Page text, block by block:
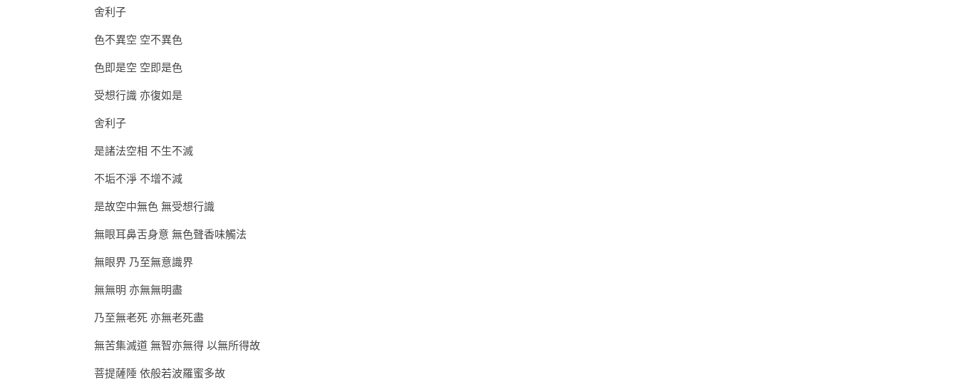
舍利子
色不異空 空不異色
色即是空 空即是色
受想行識 亦復如是
舍利子
是諸法空相 不生不滅
不垢不淨 不增不減
是故空中無色 無受想行識
無眼耳鼻舌身意 無色聲香味觸法
無眼界 乃至無意識界
無無明 亦無無明盡
乃至無老死 亦無老死盡
無苦集滅道 無智亦無得 以無所得故
菩提薩陲 依般若波羅蜜多故